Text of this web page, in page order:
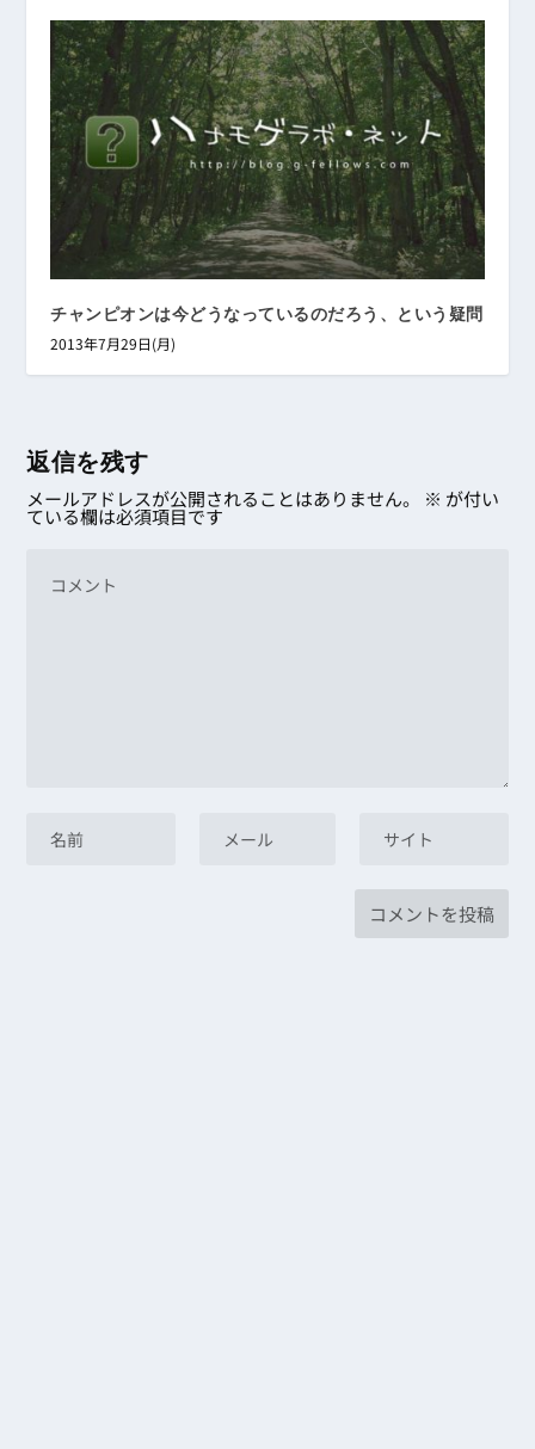
チャンピオンは今どうなっているのだろう、という疑問
2013年7月29日(月)
返信を残す
メールアドレスが公開されることはありません。 ※ が付い
ている欄は必須項目です